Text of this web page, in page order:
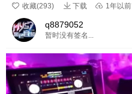
 收藏(293)  下载  1年以前
q8879052
暂时没有签名...